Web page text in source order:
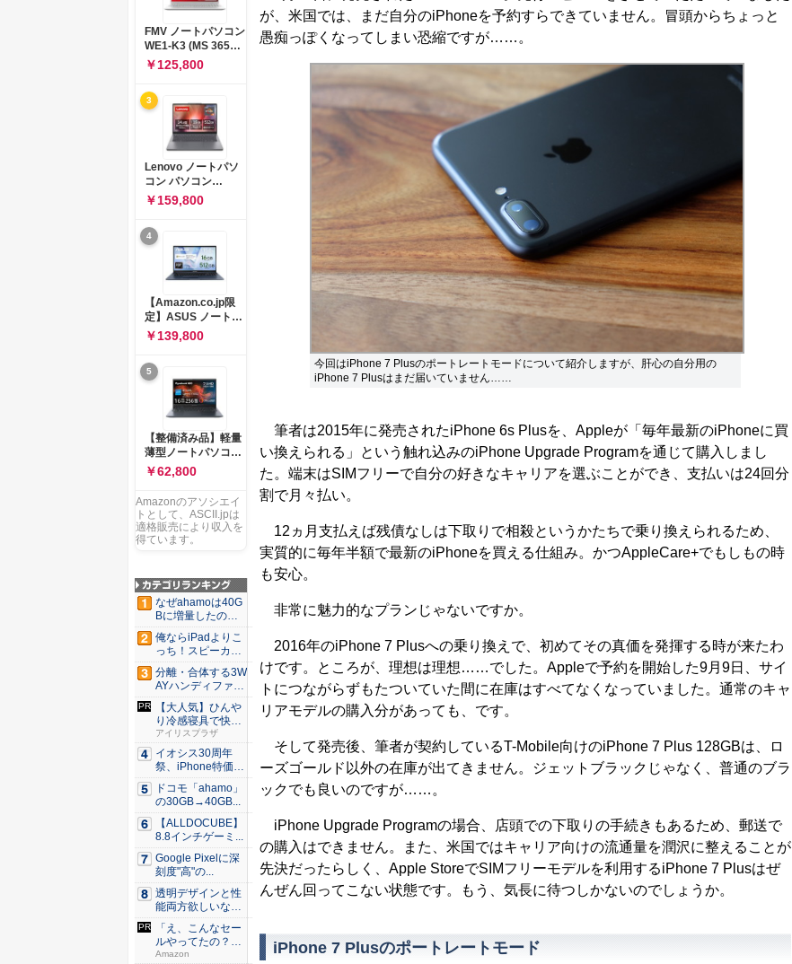
が、米国では、まだ自分のiPhoneを予約すらできていません。冒頭からちょっと
愚痴っぽくなってしまい恐縮ですが……。
今回はiPhone 7 Plusのポートレートモードについて紹介しますが、肝心の自分用の
iPhone 7 Plusはまだ届いていません……
筆者は2015年に発売されたiPhone 6s Plusを、Appleが「毎年最新のiPhoneに買
い換えられる」という触れ込みのiPhone Upgrade Programを通じて購入しまし
た。端末はSIMフリーで自分の好きなキャリアを選ぶことができ、支払いは24回分
割で月々払い。
12ヵ月支払えば残債なしは下取りで相殺というかたちで乗り換えられるため、
実質的に毎年半額で最新のiPhoneを買える仕組み。かつAppleCare+でもしもの時
も安心。
非常に魅力的なプランじゃないですか。
2016年のiPhone 7 Plusへの乗り換えで、初めてその真価を発揮する時が来たわ
けです。ところが、理想は理想……でした。Appleで予約を開始した9月9日、サイ
トにつながらずもたついていた間に在庫はすべてなくなっていました。通常のキャ
リアモデルの購入分があっても、です。
そして発売後、筆者が契約しているT-Mobile向けのiPhone 7 Plus 128GBは、ロ
ーズゴールド以外の在庫が出てきません。ジェットブラックじゃなく、普通のブラ
ックでも良いのですが……。
iPhone Upgrade Programの場合、店頭での下取りの手続きもあるため、郵送で
の購入はできません。また、米国ではキャリア向けの流通量を潤沢に整えることが
先決だったらしく、Apple StoreでSIMフリーモデルを利用するiPhone 7 Plusはぜ
んぜん回ってこない状態です。もう、気長に待つしかないのでしょうか。
iPhone 7 Plusのポートレートモード
2024搭載 WPS
Office搭載 カメラシ
ャッター 指紋認証 薄
型 Copilotキー搭載
ナチュラルシルバー
FMV ノートパソコン
WE1-K3 (MS 365
Personal/Copilotキ
ー搭載/Win 11/15.6
型/Core
i5/16GB/SSD
512GB/ホワイト)
FMVWK3E15W_AZ
￥125,800
3
Lenovo ノートパソ
コン パソコン
IdeaPad Slim 3 14.0
インチ AMD
Ryzen™ 5 8640HS
メモリ16GB
SSD512GB
Microsoft 365 試用
版 Windows11 バッ
テリー駆動12.6時間
重量1.39kg ルナグレ
ー 83K9003JJP ノー
トPC
￥159,800
4
【Amazon.co.jp限
定】ASUS ノートパ
ソコン Vivobook 15
M1502NAQ 15.6イ
ンチ AMD Ryzen 7
170 メモリ16GB
SSD 512GB
Microsoft 365
Personal (24か月版)
搭載 Windows 11 重
量1.7kg Wi-Fi 6E ク
ワイエットブルー
M1502NAQ-
￥139,800
5
【整備済み品】軽量
薄型ノートパソコン
dynabook G83 ■
13.3型
FHD(1920x1080) -
高性能第11世代Core
i5-1135G7 - メモリ
16GB - SSD 256GB
USB Type-C - MS
Office 2021 - Win11
搭載
￥62,800
Amazonのアソシエイ
トとして、ASCII.jpは
適格販売により収入を
得ています。
なぜahamoは40G
Bに増量したの
か ...
俺ならiPadよりこ
っち！スピーカー
9個...
分離・合体する3W
AYハンディファ
ン。置...
【大人気】ひんや
り冷感寝具で快適
な睡眠を...
アイリスプラザ
イオシス30周年
祭、iPhone特価品
を...
ドコモ「ahamo」
の30GB→40GB...
【ALLDOCUBE】
8.8インチゲーミ...
Google Pixelに深
刻度"高"の...
透明デザインと性
能両方欲しいな
ら。LDA...
「え、こんなセー
ルやってたの？」
80％O...
Amazon